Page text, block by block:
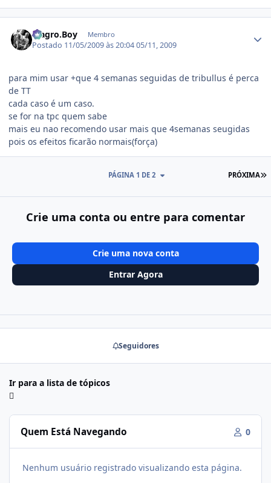
Magro.Boy Membro
Postado 11/05/2009 às 20:0405/11, 2009
para mim usar +que 4 semanas seguidas de tribullus é perca
de TT
cada caso é um caso.
se for na tpc quem sabe
mais eu nao recomendo usar mais que 4semanas seugidas
pois os efeitos ficarão normais(força)
PRÓXIMA
PÁGINA 1 DE 2
Crie uma conta ou entre para comentar
Crie uma nova conta
Entrar Agora
Seguidores
Ir para a lista de tópicos
Quem Está Navegando 0
Nenhum usuário registrado visualizando esta página.